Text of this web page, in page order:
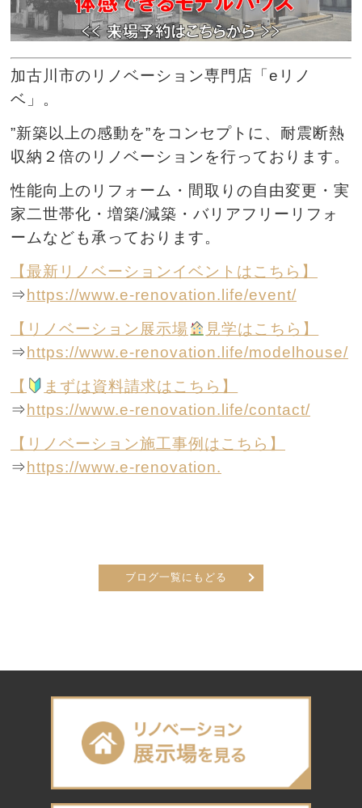
加古川市のリノベーション専門店「eリノ
ベ」。
”新築以上の感動を”をコンセプトに、耐震断熱
収納２倍のリノベーションを行っております。
性能向上のリフォーム・間取りの自由変更・実
家二世帯化・増築/減築・バリアフリーリフォ
ームなども承っております。
【最新リノベーションイベントはこちら】
⇒ https://www.e-renovation.life/event/
【リノベーション展示場
見学はこちら】
⇒ https://www.e-renovation.life/modelhouse/
【
まずは資料請求はこちら】
⇒ https://www.e-renovation.life/contact/
【リノベーション施工事例はこちら】
⇒ https://www.e-renovation.
ブログ一覧にもどる